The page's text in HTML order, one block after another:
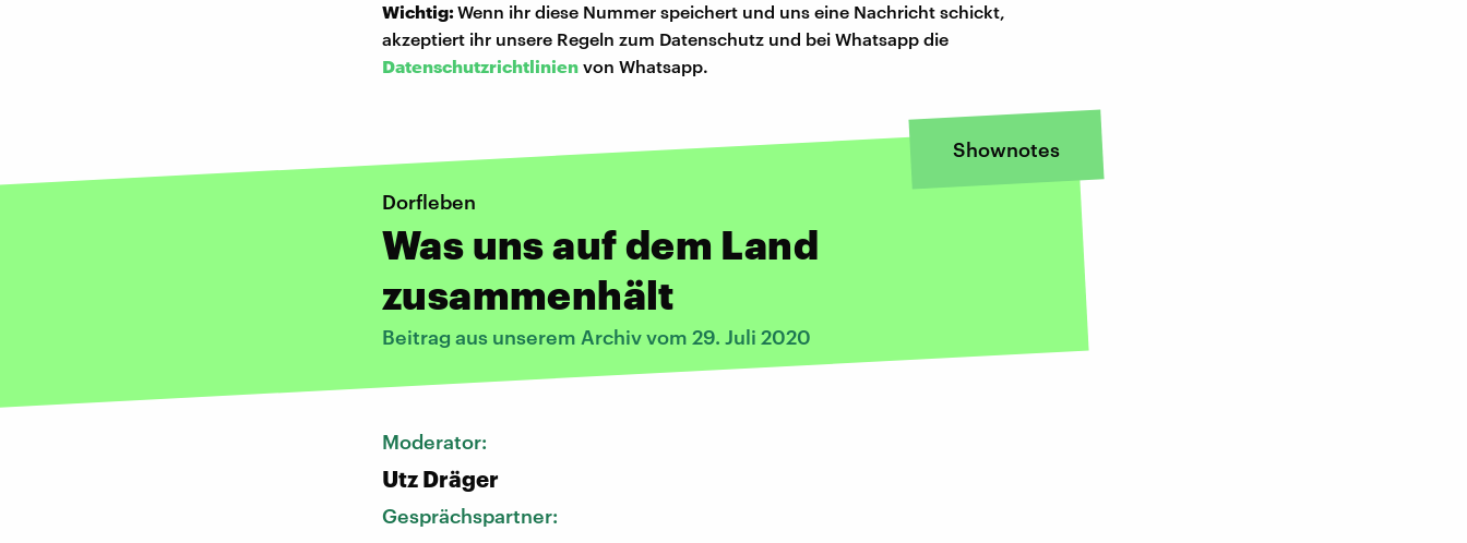
Wichtig:Wenn ihr diese Nummer speichert und uns eine Nachricht schickt,
akzeptiert ihr unsere Regeln zum Datenschutz und bei Whatsapp die
Datenschutzrichtlinien von Whatsapp.
Shownotes
Dorfleben
Was uns auf dem Land
zusammenhält
Beitrag aus unserem Archiv vom 29. Juli 2020
Moderator:
Utz Dräger
Gesprächspartner: